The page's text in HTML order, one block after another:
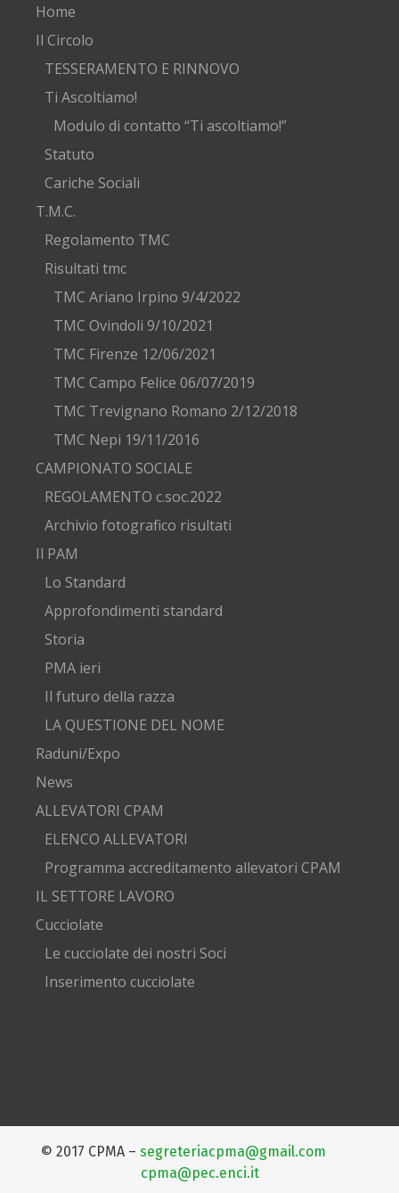
Home
Il Circolo
TESSERAMENTO E RINNOVO
Ti Ascoltiamo!
Modulo di contatto “Ti ascoltiamo!”
Statuto
Cariche Sociali
T.M.C.
Regolamento TMC
Risultati tmc
TMC Ariano Irpino 9/4/2022
TMC Ovindoli 9/10/2021
TMC Firenze 12/06/2021
TMC Campo Felice 06/07/2019
TMC Trevignano Romano 2/12/2018
TMC Nepi 19/11/2016
CAMPIONATO SOCIALE
REGOLAMENTO c.soc.2022
Archivio fotografico risultati
Il PAM
Lo Standard
Approfondimenti standard
Storia
PMA ieri
Il futuro della razza
LA QUESTIONE DEL NOME
Raduni/Expo
News
ALLEVATORI CPAM
ELENCO ALLEVATORI
Programma accreditamento allevatori CPAM
IL SETTORE LAVORO
Cucciolate
Le cucciolate dei nostri Soci
Inserimento cucciolate
© 2017 CPMA – segreteriacpma@gmail.com
cpma@pec.enci.it